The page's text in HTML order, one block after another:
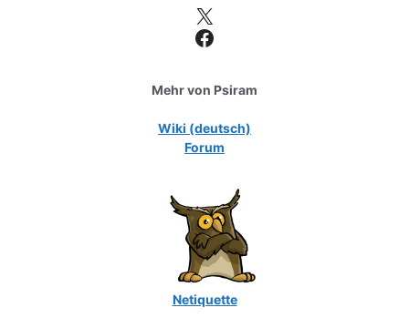
X
Facebook
Mehr von Psiram
Wiki (deutsch)
Forum
Netiquette